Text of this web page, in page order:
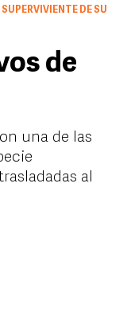
DE SU
de
una de las
al